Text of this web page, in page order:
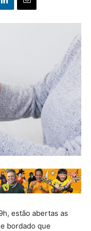
estão abertas as
bordado que